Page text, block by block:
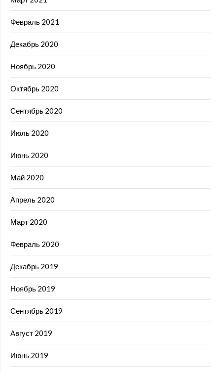
Февраль 2021
Декабрь 2020
Ноябрь 2020
Октябрь 2020
Сентябрь 2020
Июль 2020
Июнь 2020
Май 2020
Апрель 2020
Март 2020
Февраль 2020
Декабрь 2019
Ноябрь 2019
Сентябрь 2019
Август 2019
Июнь 2019